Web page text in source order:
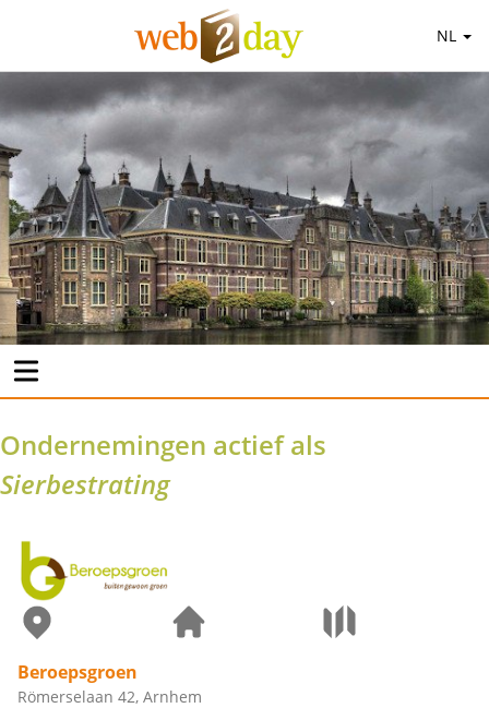
NL
Ondernemingen actief als
Sierbestrating
Beroepsgroen
Römerselaan 42, Arnhem